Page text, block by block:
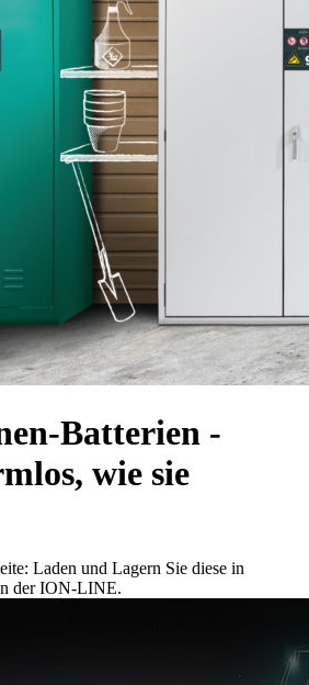
Batterien -
wie sie
Laden und Lagern Sie diese in
der ION-LINE.